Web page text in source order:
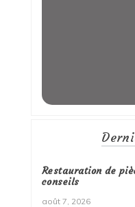
Restauration de
conseils
août 7, 2026